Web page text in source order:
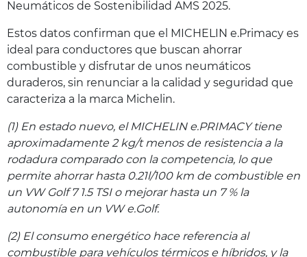
Neumáticos de Sostenibilidad AMS 2025.
Estos datos confirman que el MICHELIN e.Primacy es
ideal para conductores que buscan ahorrar
combustible y disfrutar de unos neumáticos
duraderos, sin renunciar a la calidad y seguridad que
caracteriza a la marca Michelin.
(1) En estado nuevo, el MICHELIN e.PRIMACY tiene
aproximadamente 2 kg/t menos de resistencia a la
rodadura comparado con la competencia, lo que
permite ahorrar hasta 0.21l/100 km de combustible en
un VW Golf 7 1.5 TSI o mejorar hasta un 7 % la
autonomía en un VW e.Golf.
(2) El consumo energético hace referencia al
combustible para vehículos térmicos e híbridos, y la